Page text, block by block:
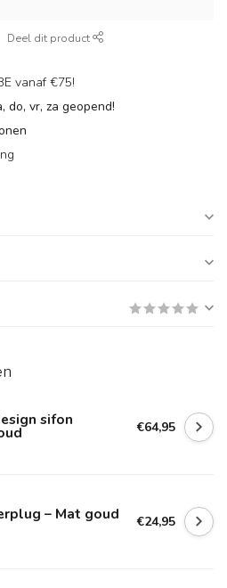
Deel dit product
vanaf €75!
do, vr, za geopend!
sifon €64,95
– Mat goud €24,95